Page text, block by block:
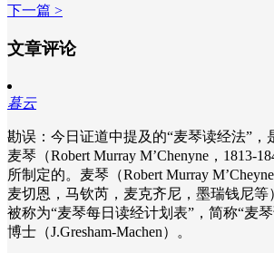
下一篇 >
文章评论
暮云
勘误：今日证道中提及的“麦琴读经法”，
麦琴（Robert Murray M’Chenyne，1813-
所制定的。麦琴（Robert Murray
麦切恩，马钦芮，麦克齐尼，墨瑞钱尼
被称为“麦琴每日读经计划表”，简称“麦
博士（J.Gresham-Machen）。